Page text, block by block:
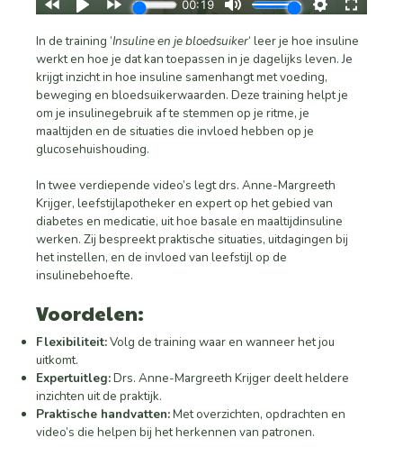
In de training ‘Insuline en je bloedsuiker‘ leer je hoe insuline
werkt en hoe je dat kan toepassen in je dagelijks leven. Je
krijgt inzicht in hoe insuline samenhangt met voeding,
beweging en bloedsuikerwaarden. Deze training helpt je
om je insulinegebruik af te stemmen op je ritme, je
maaltijden en de situaties die invloed hebben op je
glucosehuishouding.
In twee verdiepende video’s legt drs. Anne-Margreeth
Krijger, leefstijlapotheker en expert op het gebied van
diabetes en medicatie, uit hoe basale en maaltijdinsuline
werken. Zij bespreekt praktische situaties, uitdagingen bij
het instellen, en de invloed van leefstijl op de
insulinebehoefte.
Voordelen:
Flexibiliteit:Volg de training waar en wanneer het jou
uitkomt.
Expertuitleg:Drs. Anne-Margreeth Krijger deelt heldere
inzichten uit de praktijk.
Praktische handvatten:Met overzichten, opdrachten en
video’s die helpen bij het herkennen van patronen.